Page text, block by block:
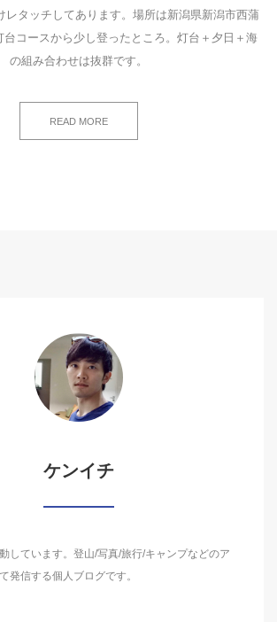
レタッチしてあります。場所は新潟県新潟市西蒲
台コースから少し登ったところ。灯台＋夕日＋海
の組み合わせは抜群です。
READ MORE
ケンイチ
しています。登山/写真/旅行/キャンプなどのア
発信する個人ブログです。